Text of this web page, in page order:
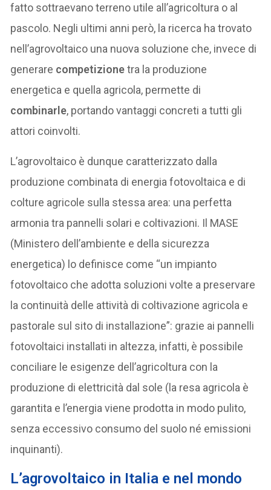
fatto sottraevano terreno utile all’agricoltura o al
pascolo. Negli ultimi anni però, la ricerca ha trovato
nell’agrovoltaico una nuova soluzione che, invece di
generare competizionetra la produzione
energetica e quella agricola, permette di
combinarle, portando vantaggi concreti a tutti gli
attori coinvolti.
L’agrovoltaico è dunque caratterizzato dalla
produzione combinata di energia fotovoltaica e di
colture agricole sulla stessa area: una perfetta
armonia tra pannelli solari e coltivazioni. Il MASE
(Ministero dell’ambiente e della sicurezza
energetica) lo definisce come “un impianto
fotovoltaico che adotta soluzioni volte a preservare
la continuità delle attività di coltivazione agricola e
pastorale sul sito di installazione”: grazie ai pannelli
fotovoltaici installati in altezza, infatti, è possibile
conciliare le esigenze dell’agricoltura con la
produzione di elettricità dal sole (la resa agricola è
garantita e l’energia viene prodotta in modo pulito,
senza eccessivo consumo del suolo né emissioni
inquinanti).
L’agrovoltaico in Italia e nel mondo